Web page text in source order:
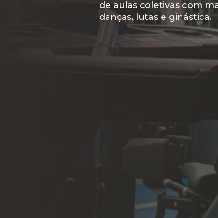
de aulas coletivas com
danças, lutas e ginástica.
Acreditamos que o fácil
mudar a vida de qualquer